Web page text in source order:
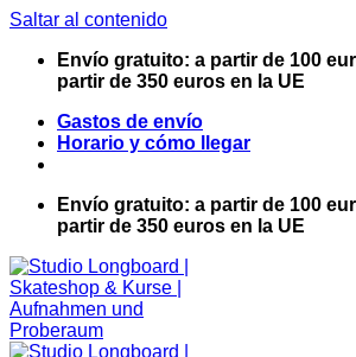
Saltar al contenido
Envío gratuito: a partir de 100
partir de 350 euros en la UE
Gastos de envío
Horario y cómo llegar
Envío gratuito: a partir de 100
partir de 350 euros en la UE